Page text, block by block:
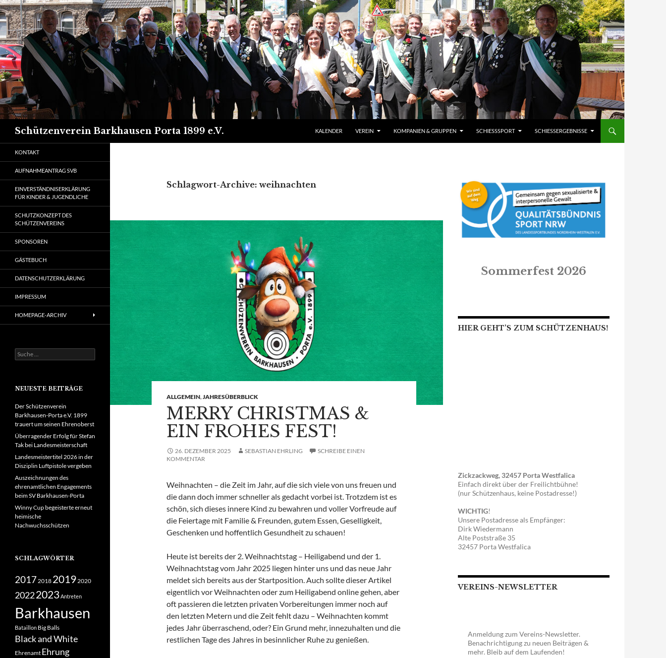
Schützenverein Barkhausen Porta 1899 e.V.
Suchen
KALENDER
VEREIN KOMPANIEN & GRUPPEN SCHIESSSPORT SCHIESSERGEBNISSE
Schlagwort-Archive: weihnachten
ALLGEMEIN,JAHRESÜBERBLICK
MERRY CHRISTMAS &
EIN FROHES FEST!
26. DEZEMBER 2025 SEBASTIAN EHRLING
SCHREIBE EINEN
KOMMENTAR
Weihnachten – die Zeit im Jahr, auf die sich viele von uns freuen und
die dann doch immer schneller als gedacht vorbei ist. Trotzdem ist es
schön, sich dieses innere Kind zu bewahren und voller Vorfreude auf
die Feiertage mit Familie & Freunden, gutem Essen, Geselligkeit,
Geschenken und hoffentlich Gesundheit zu schauen!
Heute ist bereits der 2. Weihnachtstag – Heiligabend und der 1.
Weihnachtstag vom Jahr 2025 liegen hinter uns und das neue Jahr
meldet sich bereits aus der Startposition. Auch sollte dieser Artikel
eigentlich vor Weihnachten oder zum Heiligabend online gehen, aber
oft passieren die letzten privaten Vorbereitungen immer noch auf
den letzten Metern und die Zeit fehlt dazu – Weihnachten kommt
jedes Jahr überraschend, oder? Ein Grund mehr, innezuhalten und die
restlichen Tage des Jahres in besinnlicher Ruhe zu genießen.
Sommerfest 2026
HIER GEHT’S ZUM SCHÜTZENHAUS!
Zickzackweg, 32457 Porta Westfalica
Einfach direkt über der Freilichtbühne!
(nur Schützenhaus, keine Postadresse!)
WICHTIG!
Unsere Postadresse als Empfänger:
Dirk Wiedermann
Alte Poststraße 35
32457 Porta Westfalica
VEREINS-NEWSLETTER
Anmeldung zum Vereins-Newsletter.
Benachrichtigung zu neuen Beiträgen &
mehr. Bleib auf dem Laufenden!
KONTAKT
AUFNAHMEANTRAG SVB
EINVERSTÄNDNISERKLÄRUNG
FÜR KINDER & JUGENDLICHE
SCHUTZKONZEPT DES
SCHÜTZENVEREINS
SPONSOREN
GÄSTEBUCH
DATENSCHUTZERKLÄRUNG
IMPRESSUM
HOMEPAGE-ARCHIV
Suche
nach:
NEUESTE BEITRÄGE
Der Schützenverein
Barkhausen-Porta e.V. 1899
trauert um seinen Ehrenoberst
Überragender Erfolg für Stefan
Tak bei Landesmeisterschaft
Landesmeistertitel 2026 in der
Disziplin Luftpistole vergeben
Auszeichnungen des
ehrenamtlichen Engagements
beim SV Barkhausen-Porta
Winny Cup begeisterte erneut
heimische
Nachwuchsschützen
SCHLAGWÖRTER
20172018 20192020
20222023Antreten
Barkhausen
Bataillon Big Balls
Black and White
Ehrenamt Ehrung